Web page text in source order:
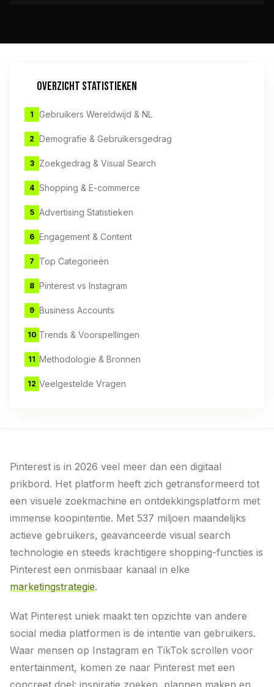
OVERZICHT STATISTIEKEN
1 Gebruikers Wereldwijd & NL
2 Demografie & Gebruikersgedrag
3 Zoekgedrag & Visual Search
4 Shopping & E-commerce
5 Advertising Statistieken
6 Engagement & Content
7 Top Categorieën
8 Pinterest vs Instagram
9 Business Accounts
10 Trends & Voorspellingen
11 Methodologie & Bronnen
12 Veelgestelde Vragen
Pinterest is in 2026 veel meer dan een digitaal
prikbord. Het platform heeft zich getransformeerd tot
een visuele zoekmachine en ontdekkingsplatform met
immense koopintentie. Met 537 miljoen maandelijks
actieve gebruikers, geavanceerde visual search
technologie en steeds krachtigere shopping-functies is
Pinterest een onmisbaar kanaal in elke
marketingstrategie.
Wat Pinterest uniek maakt ten opzichte van andere
social media platformen is de intentie van gebruikers.
Waar mensen op Instagram en TikTok scrollen voor
entertainment, komen ze naar Pinterest met een
concreet doel: inspiratie zoeken, plannen maken en